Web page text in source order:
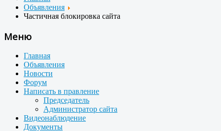
Объявления
Частичная блокировка сайта
Меню
Главная
Объявления
Новости
Форум
Написать в правление
Председатель
Администратор сайта
Видеонаблюдение
Документы